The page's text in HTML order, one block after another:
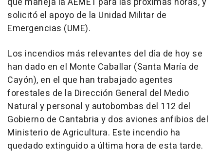
solicitó el apoyo de la Unidad Militar de
Emergencias (UME).
Los incendios más relevantes del día de hoy se
han dado en el Monte Caballar (Santa María de
Cayón), en el que han trabajado agentes
forestales de la Dirección General del Medio
Natural y personal y autobombas del 112 del
Gobierno de Cantabria y dos aviones anfibios del
Ministerio de Agricultura. Este incendio ha
quedado extinguido a última hora de esta tarde.